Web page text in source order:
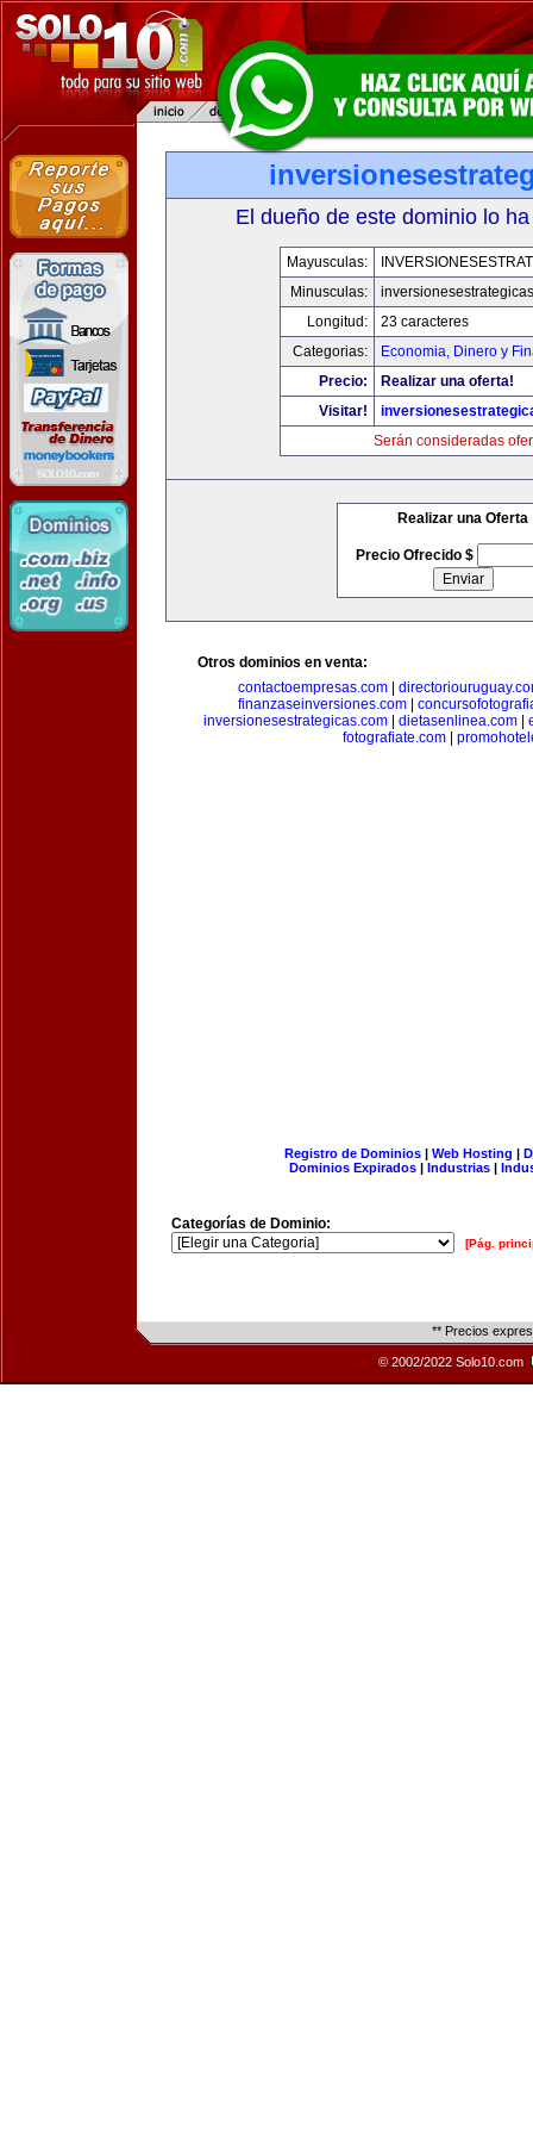
El dueño de este dominio lo
Mayusculas:
Minusculas:
Longitud:
23 caracteres
Categorias:
Economia, Dinero y
Precio:
Realizar una oferta!
Visitar!
Serán consideradas
Realizar una Oferta
Precio Ofrecido $
Otros dominios en venta:
contactoempresas.com
finanzaseinversiones.com
inversionesestrategicas.com| dietasenlinea.com|
fotografiate.com|
Registro de Dominios| Web Hosting |
Dominios Expirados | Industrias |
Categorías de Dominio:
[Pág.
** Precios
© 2002/2022 Solo10.com